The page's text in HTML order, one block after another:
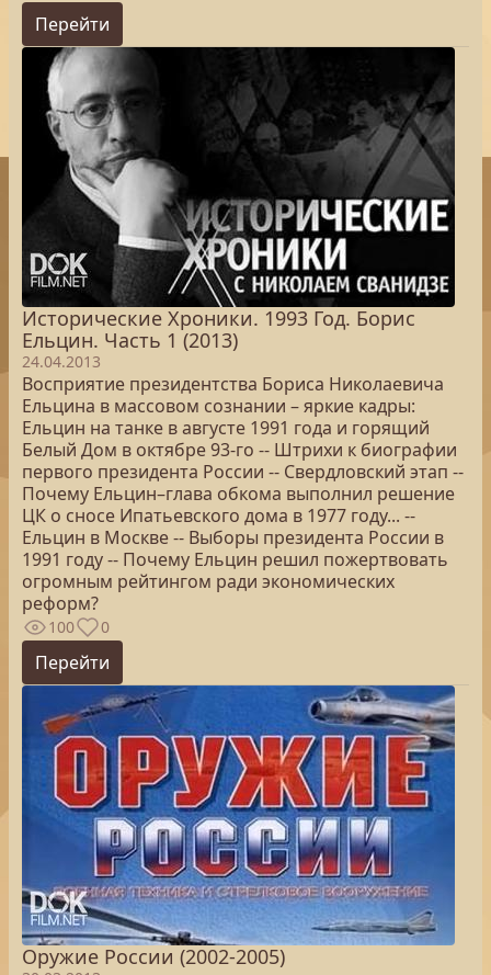
Перейти
Исторические Хроники. 1993 Год. Борис
Ельцин. Часть 1 (2013)
24.04.2013
Восприятие президентства Бориса Николаевича
Ельцина в массовом сознании – яркие кадры:
Ельцин на танке в августе 1991 года и горящий
Белый Дом в октябре 93-го -- Штрихи к биографии
первого президента России -- Свердловский этап --
Почему Ельцин–глава обкома выполнил решение
ЦК о сносе Ипатьевского дома в 1977 году... --
Ельцин в Москве -- Выборы президента России в
1991 году -- Почему Ельцин решил пожертвовать
огромным рейтингом ради экономических
реформ?
100 0
Перейти
Оружие России (2002-2005)